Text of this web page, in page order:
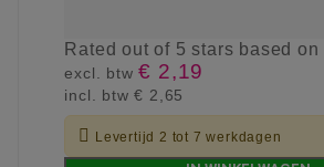
Ratedout of 5 stars based on
excl. btw€ 2,19
incl. btw€ 2,65
 Levertijd 2 tot 7 werkdagen